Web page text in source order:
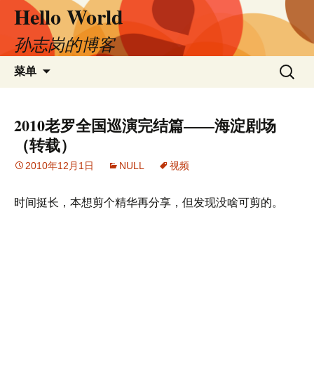
文
Hello World
孙志岗的博客
菜单
搜
索：
2010老罗全国巡演完结篇——海淀剧场
（转载）
2010年12月1日 NULL 视频
时间挺长，本想剪个精华再分享，但发现没啥可剪的。